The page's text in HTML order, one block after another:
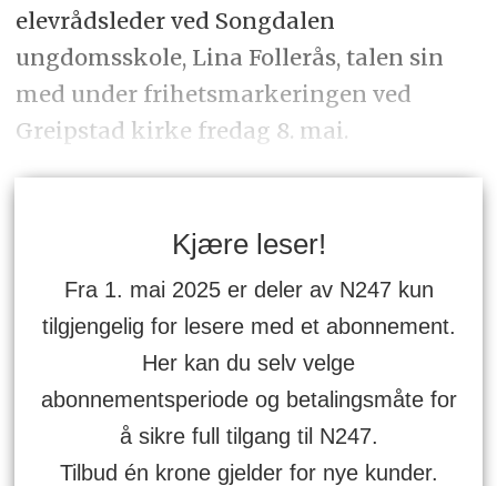
elevrådsleder ved Songdalen
ungdomsskole, Lina Follerås, talen sin
med under frihetsmarkeringen ved
Greipstad kirke fredag 8. mai.
Kjære leser!
Fra 1. mai 2025 er deler av N247 kun
tilgjengelig for lesere med et abonnement.
Her kan du selv velge
abonnementsperiode og betalingsmåte for
å sikre full tilgang til N247.
Tilbud én krone gjelder for nye kunder.